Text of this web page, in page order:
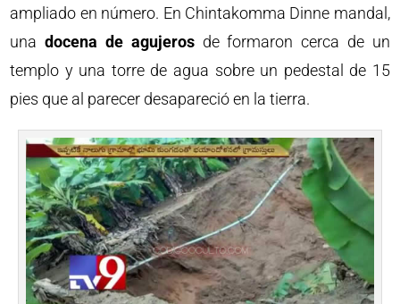
ampliado en número. En Chintakomma Dinne mandal,
unadocena de agujerosde formaron cerca de un
templo y una torre de agua sobre un pedestal de 15
pies que al parecer desapareció en la tierra.